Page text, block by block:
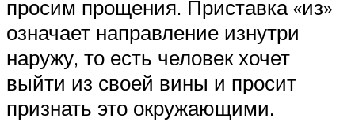
просим прощения. Приставка «из»
означает направление изнутри
наружу, то есть человек хочет
выйти из своей вины и просит
признать это окружающими.